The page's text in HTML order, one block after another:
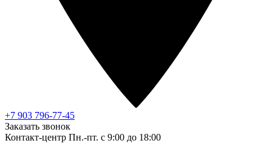
+7 903 796-77-45
Заказать звонок
Контакт-центр Пн.-пт. с 9:00 до 18:00